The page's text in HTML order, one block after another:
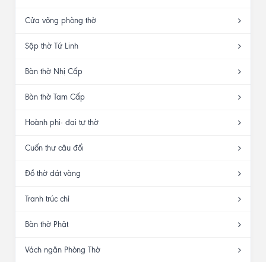
Cửa võng phòng thờ
Sập thờ Tứ Linh
Bàn thờ Nhị Cấp
Bàn thờ Tam Cấp
Hoành phi- đại tự thờ
Cuốn thư câu đối
Đồ thờ dát vàng
Tranh trúc chỉ
Bàn thờ Phật
Vách ngăn Phòng Thờ